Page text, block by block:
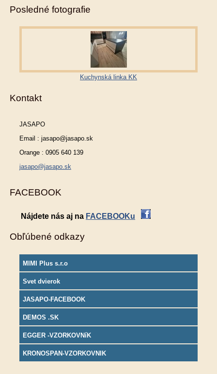
Posledné fotografie
Kuchynská linka KK
Kontakt
JASAPO
Email : jasapo@jasapo.sk
Orange : 0905 640 139
jasapo@jasapo.sk
FACEBOOK
Nájdete nás aj na FACEBOOKu
Obľúbené odkazy
MIMI Plus s.r.o
Svet dvierok
JASAPO-FACEBOOK
DEMOS .SK
EGGER -VZORKOVNíK
KRONOSPAN-VZORKOVNIK